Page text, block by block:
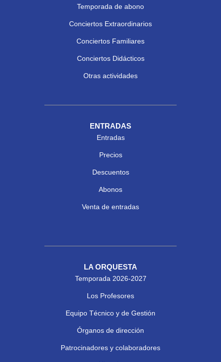
Temporada de abono
Conciertos Extraordinarios
Conciertos Familiares
Conciertos Didácticos
Otras actividades
ENTRADAS
Entradas
Precios
Descuentos
Abonos
Venta de entradas
LA ORQUESTA
Temporada 2026-2027
Los Profesores
Equipo Técnico y de Gestión
Órganos de dirección
Patrocinadores y colaboradores